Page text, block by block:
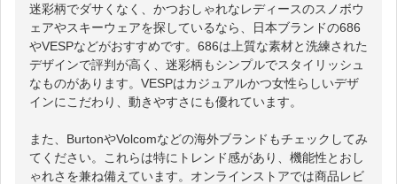
迷彩柄でダサくなく、かつおしゃれなレディースのスノボウ
ェアやスキーウェアを探しているなら、日本ブランドの686
やVESPなどがおすすめです。686は上質な素材と洗練された
デザインで評判が高く、迷彩柄もシンプルでスタイリッシュ
なものがあります。VESPはカジュアルかつ女性らしいデザ
インにこだわり、動きやすさにも優れています。
また、BurtonやVolcomなどの海外ブランドもチェックしてみ
てください。これらは特にトレンド感があり、機能性とおし
ゃれさを兼ね備えています。オンラインストアでは商品レビ